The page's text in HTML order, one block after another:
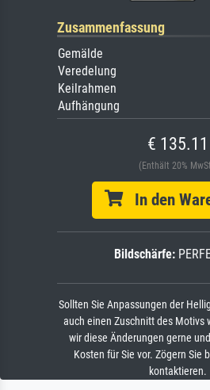
Zusammenfassung
Gemälde
Veredelung
Keilrahmen
Aufhängung
€ 135.11
(Enthält 20%
In den
Bildschärfe:
Sollten Sie Anpassungen der
auch einen Zuschnitt des Motivs
wir diese Änderungen gerne
Kosten für Sie vor. Zögern Sie
kontaktieren.